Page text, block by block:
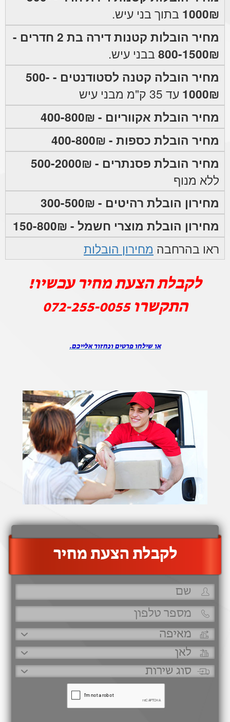
1000₪ בתוך בני עיש.
מחיר הובלות קטנות דירה בת 2 חדרים -
800-1500₪ בבני עיש.
מחיר הובלה קטנה לסטודנטים - 500-
1000₪ עד 35 ק"מ מבני עיש
מחיר הובלת אקווריום - 400-800₪
מחיר הובלת כספות - 400-800₪
מחיר הובלת פסנתרים - 500-2000₪
ללא מנוף
מחירון הובלת רהיטים - 300-500₪
מחירון הובלת מוצרי חשמל - 150-800₪
ראו בהרחבה מחירון הובלות
לקבלת הצעת מחיר עכשיו!
התקשרו072-255-0055
או שילחו פרטים ונחזור אלייכם.
‫לקבלת הצעת מחיר